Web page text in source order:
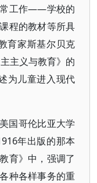
常工作——学校的
程的教材等所具
育家斯基尔贝克
主义与教育》的
为儿童进入现代
国哥伦比亚大学
年出版的那本
育》中，强调了
种各样事务的重